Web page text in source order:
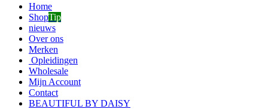
Home
ShopTip
nieuws
Over ons
Merken
Opleidingen
Wholesale
Mijn Account
Contact
BEAUTIFUL BY DAISY